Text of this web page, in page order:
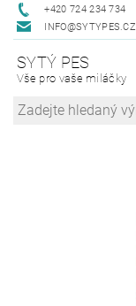
+420 724 234 734
INFO@SYTYPES.CZ
SYTÝ PES
Vše pro vaše miláčky